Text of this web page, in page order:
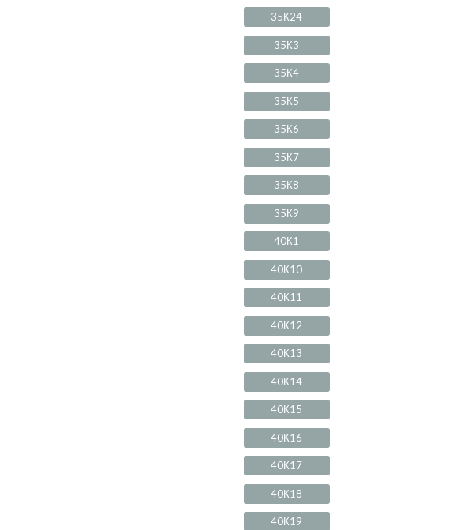
35К24
35К3
35К4
35К5
35К6
35К7
35К8
35К9
40К1
40К10
40К11
40К12
40К13
40К14
40К15
40К16
40К17
40К18
40К19